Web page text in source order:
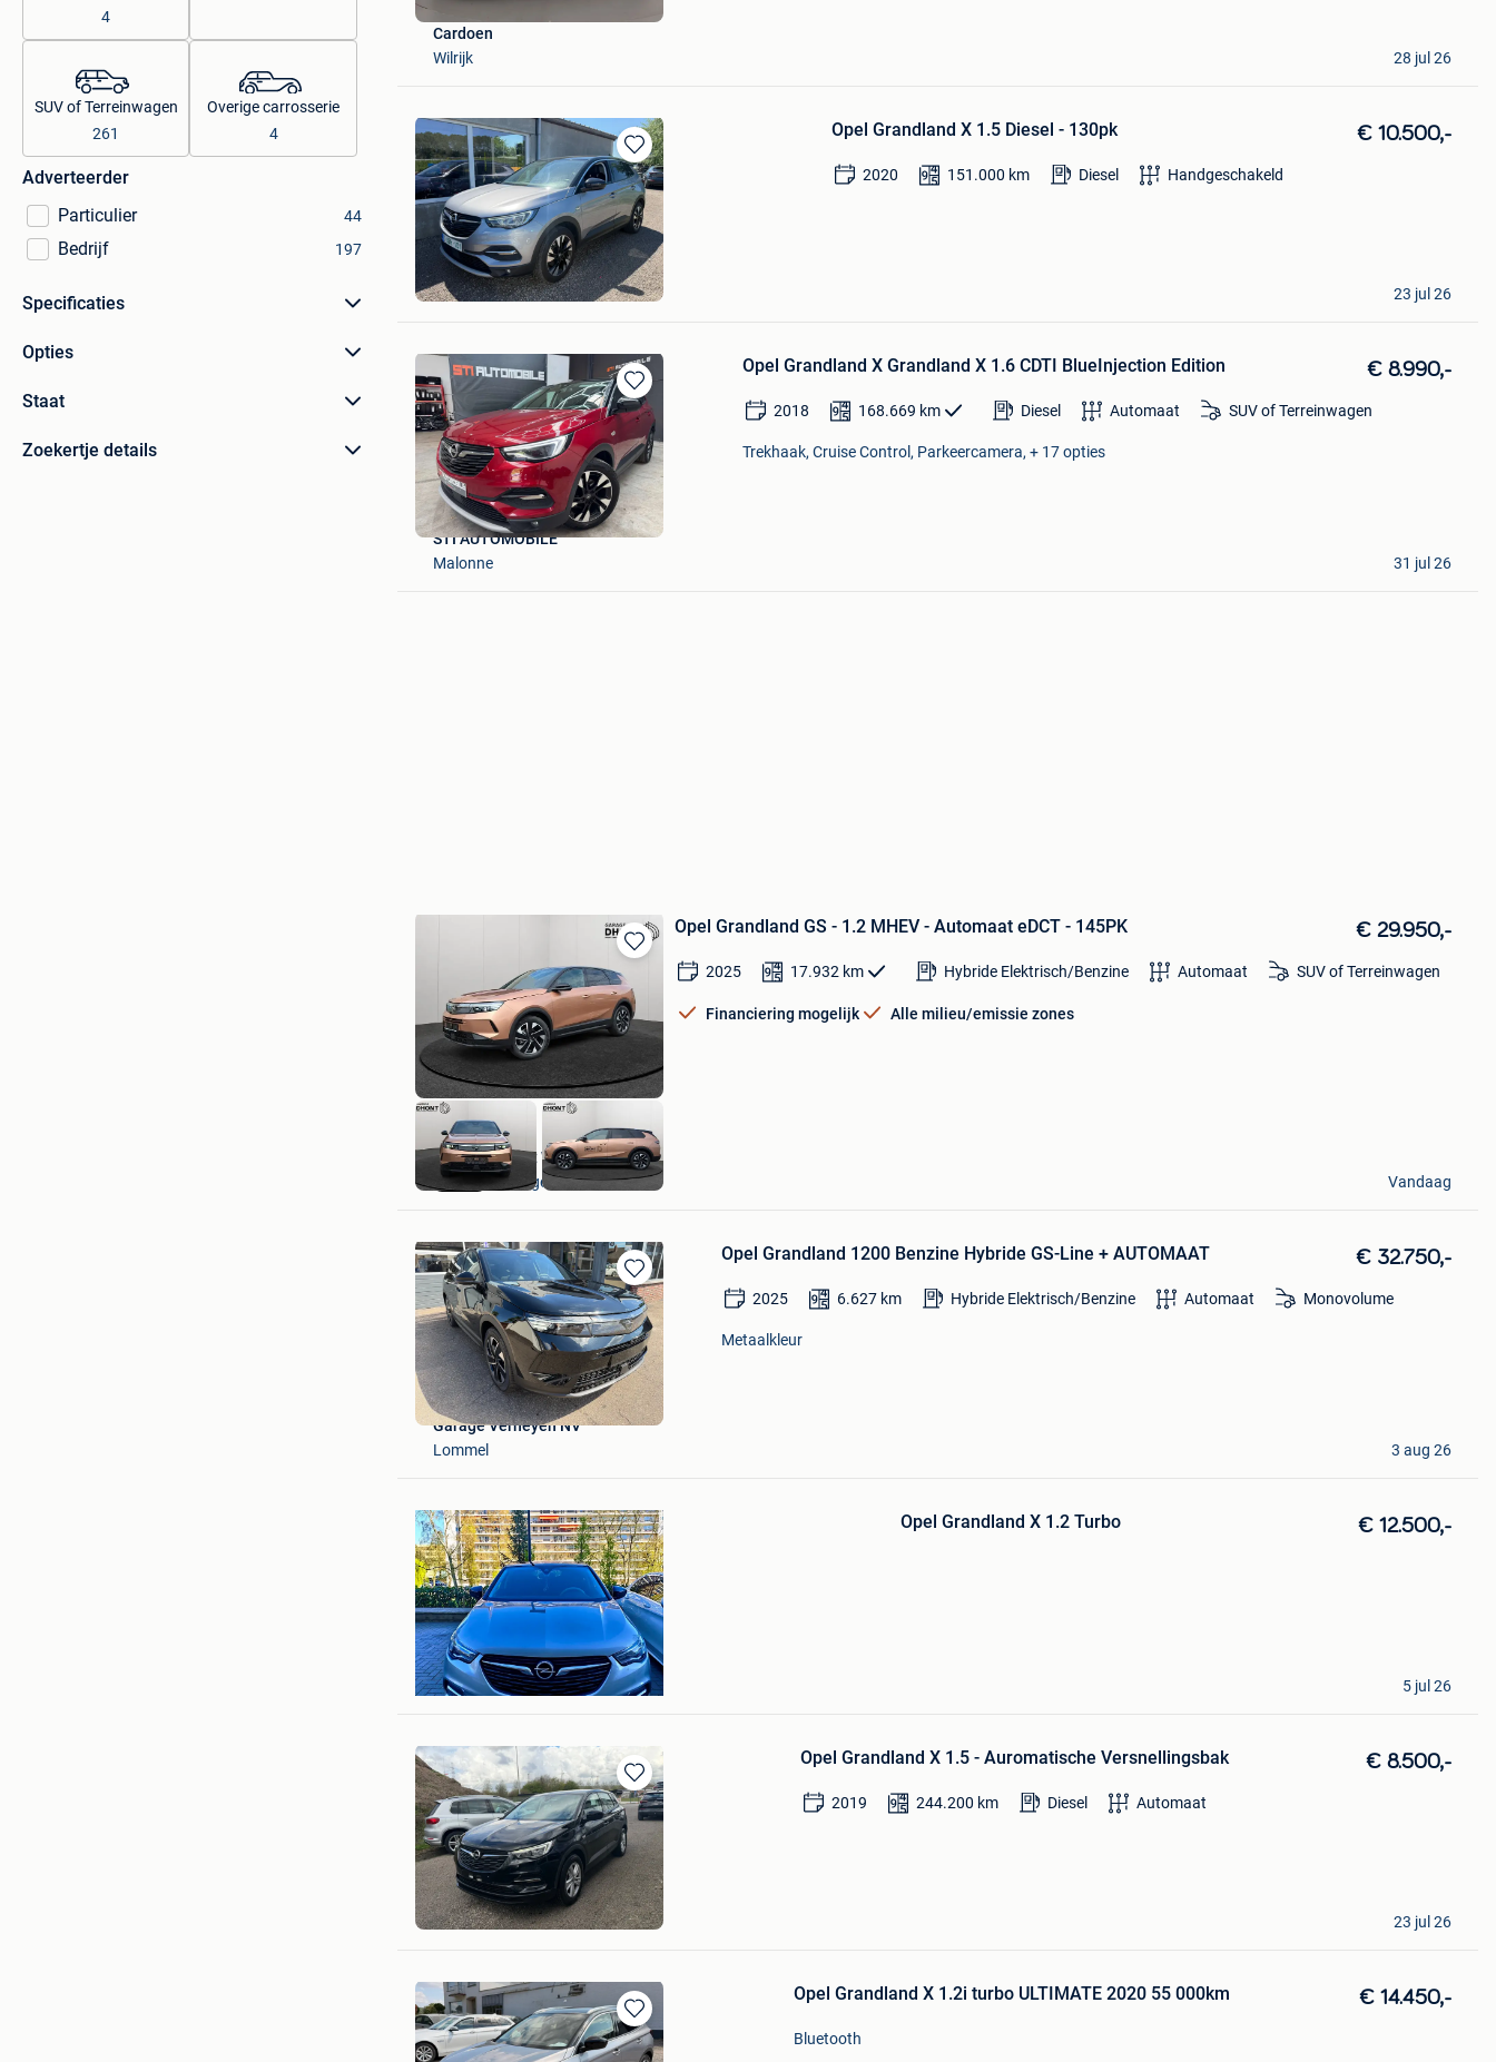
4
SUV of Terreinwagen
261
Overige carrosserie
4
Adverteerder
Particulier
44
Bedrijf 197
Specificaties
Opties
Staat
Zoekertje details
Cardoen
Wilrijk
28 jul 26
Bewaren
in
Mijn
Favorieten
Opel Grandland X 1.5 Diesel - 130pk € 10.500,-
2020 151.000 km Diesel Handgeschakeld
Autohandel Olivier
Oostakker
23 jul 26
Bewaren
in
Mijn
Favorieten
Opel Grandland X Grandland X 1.6 CDTI BlueInjection Edition € 8.990,-
2018 168.669 km Diesel Automaat SUV of Terreinwagen
Trekhaak, Cruise Control, Parkeercamera, + 17 opties
STI AUTOMOBILE
Malonne
31 jul 26
Bewaren
in
Mijn
Favorieten
Opel Grandland GS - 1.2 MHEV - Automaat eDCT - 145PK € 29.950,-
2025 17.932 km Hybride Elektrisch/Benzine Automaat SUV of Terreinwagen
Financiering mogelijk Alle milieu/emissie zones
Dhont Waregem
Waregem
Vandaag
Bewaren
in
Mijn
Favorieten
Opel Grandland 1200 Benzine Hybride GS-Line + AUTOMAAT € 32.750,-
2025 6.627 km Hybride Elektrisch/Benzine Automaat Monovolume
Metaalkleur
Garage Verheyen NV
Lommel
3 aug 26
Mijn
Favorieten
Opel Grandland X 1.2 Turbo € 12.500,-
hasan
Brussel
5 jul 26
Bewaren
in
Mijn
Favorieten
Opel Grandland X 1.5 - Auromatische Versnellingsbak € 8.500,-
2019 244.200 km Diesel Automaat
Autohandel Olivier
Oostakker
23 jul 26
Bewaren
in
Opel Grandland X 1.2i turbo ULTIMATE 2020 55 000km € 14.450,-
Bluetooth